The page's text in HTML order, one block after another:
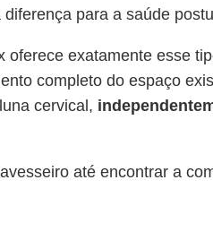
para a saúde
oferece exatamente esse
completo do espaço
cervical,
até encontrar a